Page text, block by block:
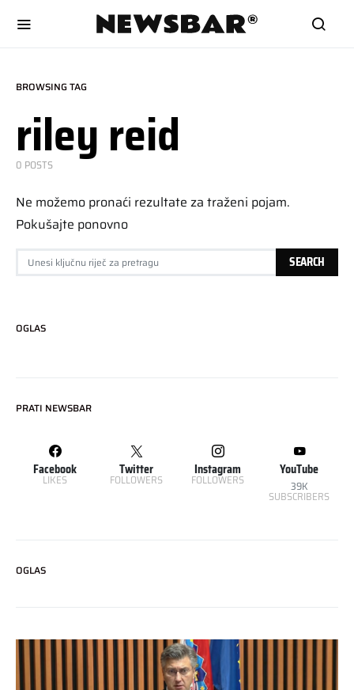
BROWSING TAG
riley reid
0 POSTS
Ne možemo pronaći rezultate za traženi pojam.
Pokušajte ponovno
SEARCH FOR: SEARCH
OGLAS
PRATI NEWSBAR
Facebook
LIKES
Twitter
FOLLOWERS
Instagram
FOLLOWERS
YouTube
39K
SUBSCRIBERS
OGLAS